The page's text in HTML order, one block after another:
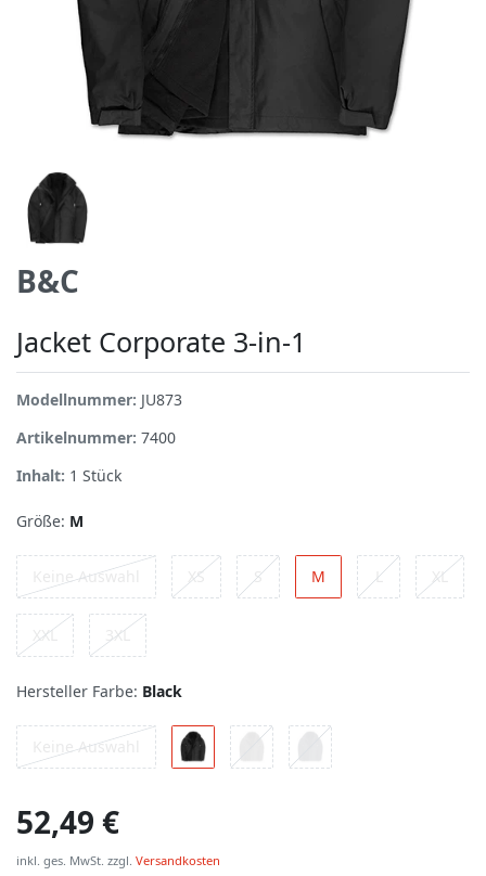
B&C
Jacket Corporate 3-in-1
Modellnummer: JU873
Artikelnummer: 7400
Inhalt: 1 Stück
Größe: M
Keine Auswahl XS S M L XL
XXL 3XL
Hersteller Farbe: Black
Keine Auswahl
52,49 €
inkl. ges. MwSt. zzgl. Versandkosten